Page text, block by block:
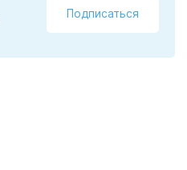
Подписаться